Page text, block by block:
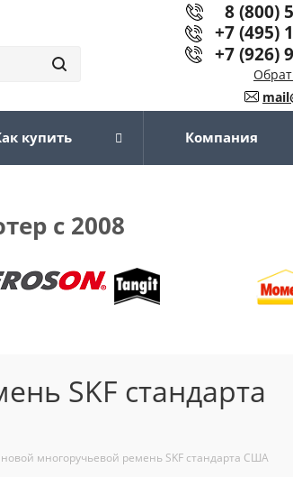
8 (800)
+7 (495)
+7 (926)
купить Компания
с 2008
SKF стандарта
многоручьевой ремень SKF стандарта США